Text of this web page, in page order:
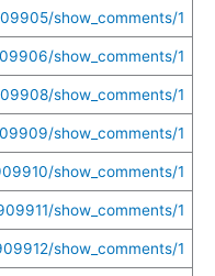
show_comments/1
show_comments/1
show_comments/1
show_comments/1
show_comments/1
show_comments/1
show_comments/1